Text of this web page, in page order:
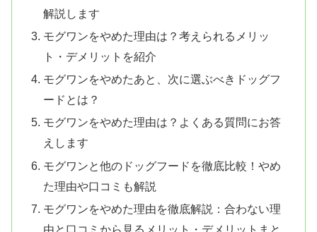
解説します
モグワンをやめた理由は？考えられるメリッ
ト・デメリットを紹介
モグワンをやめたあと、次に選ぶべきドッグフ
ードとは？
モグワンをやめた理由は？よくある質問にお答
えします
モグワンと他のドッグフードを徹底比較！やめ
た理由や口コミも解説
モグワンをやめた理由を徹底解説：合わない理
由と口コミから見るメリット・デメリットまと